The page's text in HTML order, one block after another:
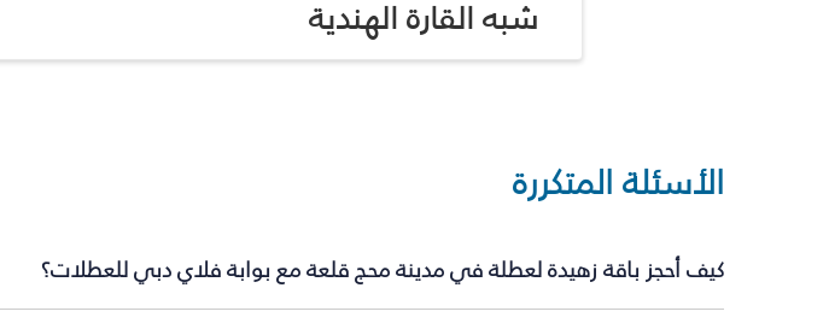
شبه القارة الهندية
الأسئلة المتكررة
كيف أحجز باقة زهيدة لعطلة في مدينة محج قلعة مع بوابة فلاي دبي للعطلات؟